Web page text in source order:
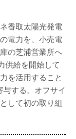
香取太陽光発電
電力を、小売電
の芝浦営業所へ
供給を開始して
を活用すること
する。オフサイ
して初の取り組